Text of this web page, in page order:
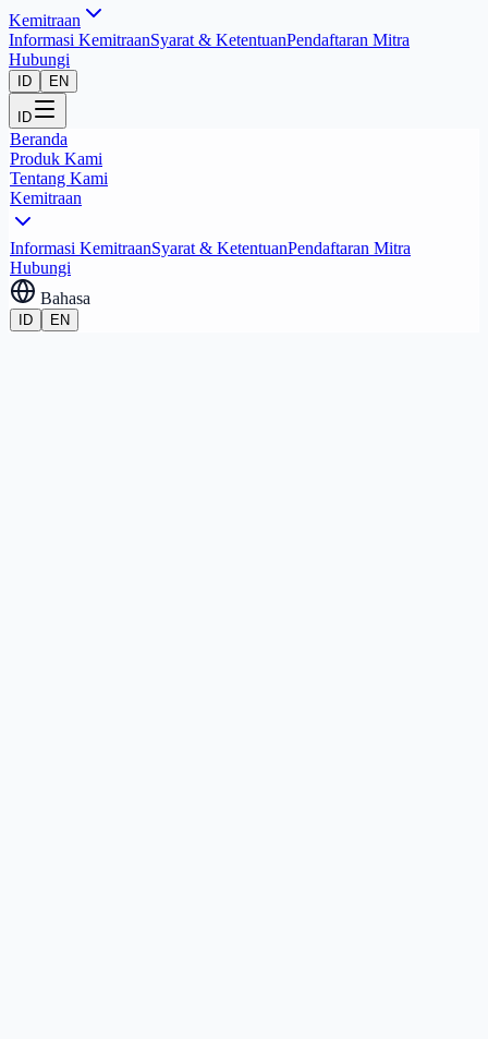
Kemitraan
Informasi KemitraanSyarat & KetentuanPendaftaran Mitra
Hubungi
ID EN
ID
Beranda
Produk Kami
Tentang Kami
Kemitraan
Informasi KemitraanSyarat & KetentuanPendaftaran Mitra
Hubungi
Bahasa
ID EN